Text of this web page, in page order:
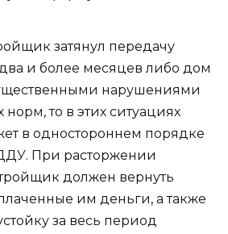
затянул передачу
и более месяцев либо дом
нарушениями
норм, то в этих ситуациях
в одностороннем порядке
При расторжении
должен вернуть
им деньги, а также
за весь период